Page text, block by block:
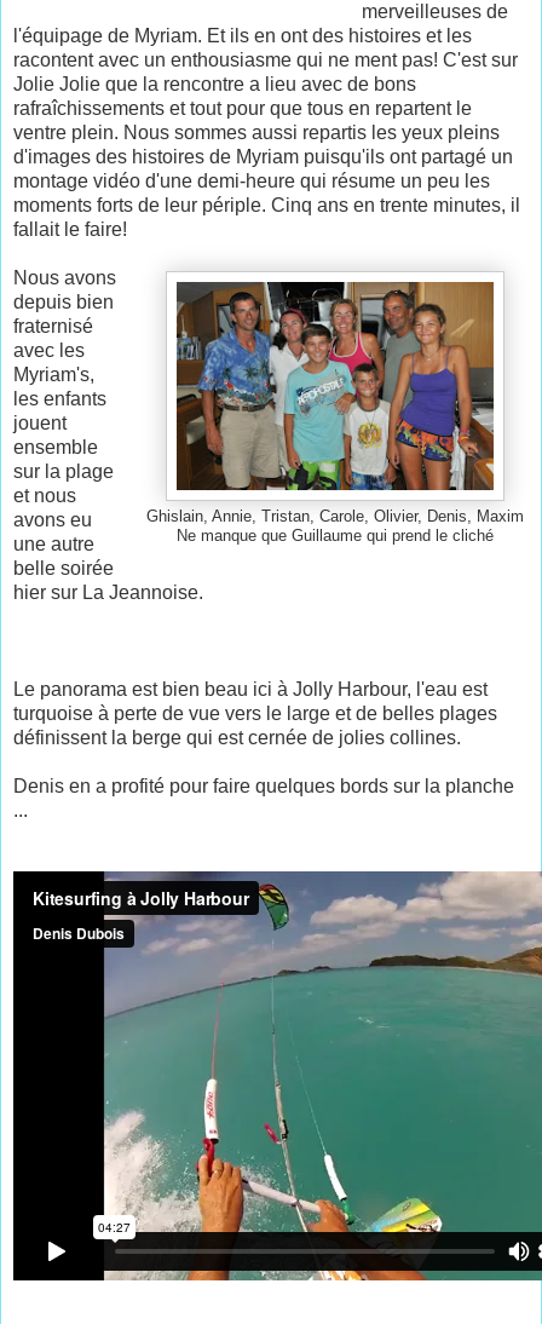
merveilleuses de
l'équipage de Myriam. Et ils en ont des histoires et les
racontent avec un enthousiasme qui ne ment pas! C'est sur
Jolie Jolie que la rencontre a lieu avec de bons
rafraîchissements et tout pour que tous en repartent le
ventre plein. Nous sommes aussi repartis les yeux pleins
d'images des histoires de Myriam puisqu'ils ont partagé un
montage vidéo d'une demi-heure qui résume un peu les
moments forts de leur périple. Cinq ans en trente minutes, il
fallait le faire!
Ghislain, Annie, Tristan, Carole, Olivier, Denis, Maxim
Ne manque que Guillaume qui prend le cliché
Nous avons
depuis bien
fraternisé
avec les
Myriam's,
les enfants
jouent
ensemble
sur la plage
et nous
avons eu
une autre
belle soirée
hier sur La Jeannoise.
Le panorama est bien beau ici à Jolly Harbour, l'eau est
turquoise à perte de vue vers le large et de belles plages
définissent la berge qui est cernée de jolies collines.
Denis en a profité pour faire quelques bords sur la planche
...